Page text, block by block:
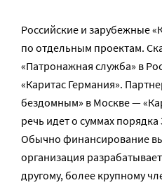
Российские и зарубежные
по отдельным проектам.
«Патронажная служба» в
«Каритас Германия».
бездомным» в Москве —
речь идет о суммах порядка
Обычно финансирование
организация
другому, более крупному